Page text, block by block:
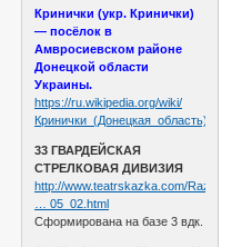
Кринички (укр. Кринички)
— посёлок в
Амвросиевском районе
Донецкой области
Украины.
https://ru.wikipedia.org/wiki/
Кринички_(Донецкая_область)
33 ГВАРДЕЙСКАЯ
СТРЕЛКОВАЯ ДИВИЗИЯ
http://www.teatrskazka.com/Raznoe/
… 05_02.html
Сформирована на базе 3 вдк.